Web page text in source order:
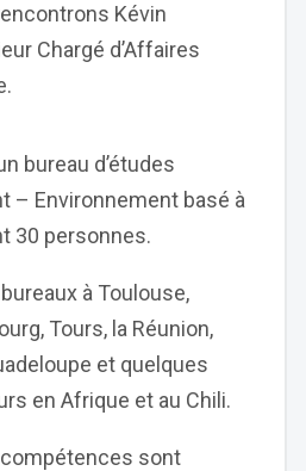
Kévin
Chargé d’Affaires
bureau d’études
– Environnement basé à
30 personnes.
à Toulouse,
Tours, la Réunion,
et quelques
en Afrique et au Chili.
sont